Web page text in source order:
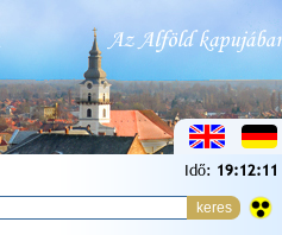
Idő: 19:12:12